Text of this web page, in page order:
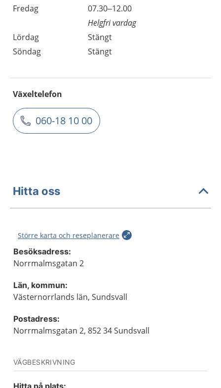
Fredag
07.30–12.00
Helgfri vardag
Lördag
Stängt
Söndag
Stängt
Växeltelefon
060-18 10 00
Hitta oss
Större karta och reseplanerare
Besöksadress:
Norrmalmsgatan 2
Län, kommun:
Västernorrlands län, Sundsvall
Postadress:
Norrmalmsgatan 2, 852 34 Sundsvall
VÄGBESKRIVNING
Hitta på plats: